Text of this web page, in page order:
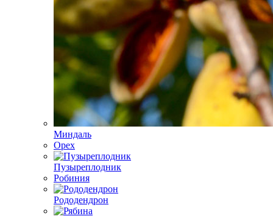
Миндаль
Орех
Пузыреплодник
Робиния
Рододендрон